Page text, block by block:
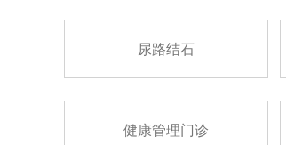
尿路结石
健康管理门诊